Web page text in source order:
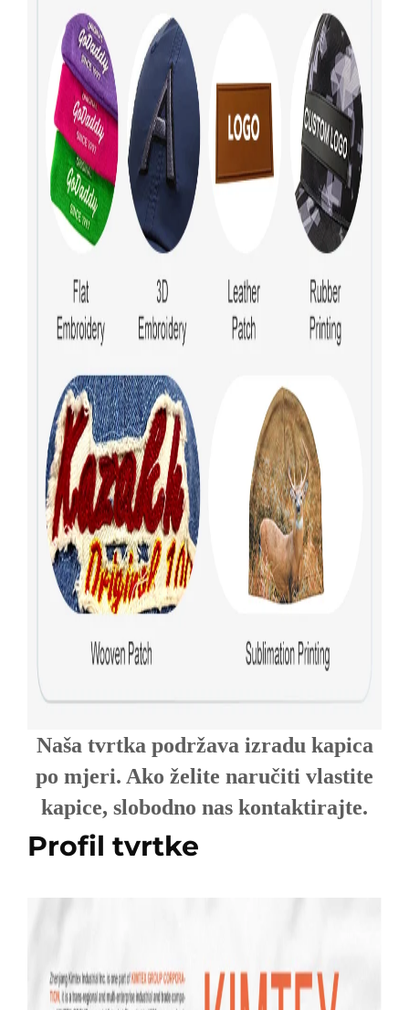
Naša tvrtka podržava izradu kapica
po mjeri. Ako želite naručiti vlastite
kapice, slobodno nas kontaktirajte.
Profil tvrtke